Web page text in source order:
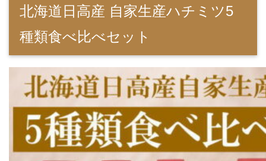
北海道日高産 自家生産ハチミツ5
種類食べ比べセット